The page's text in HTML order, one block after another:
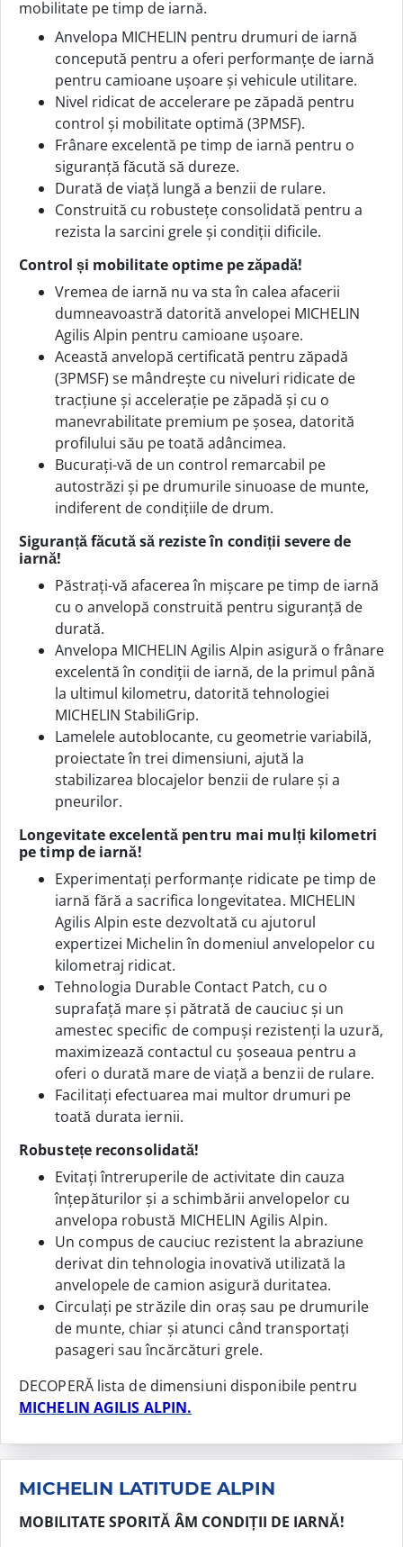
mobilitate pe timp de iarnă.
Anvelopa MICHELIN pentru drumuri de iarnă
concepută pentru a oferi performanțe de iarnă
pentru camioane ușoare și vehicule utilitare.
Nivel ridicat de accelerare pe zăpadă pentru
control și mobilitate optimă (3PMSF).
Frânare excelentă pe timp de iarnă pentru o
siguranță făcută să dureze.
Durată de viață lungă a benzii de rulare.
Construită cu robustețe consolidată pentru a
rezista la sarcini grele și condiții dificile.
Control și mobilitate optime pe zăpadă!
Vremea de iarnă nu va sta în calea afacerii
dumneavoastră datorită anvelopei MICHELIN
Agilis Alpin pentru camioane ușoare.
Această anvelopă certificată pentru zăpadă
(3PMSF) se mândrește cu niveluri ridicate de
tracțiune și accelerație pe zăpadă și cu o
manevrabilitate premium pe șosea, datorită
profilului său pe toată adâncimea.
Bucurați-vă de un control remarcabil pe
autostrăzi și pe drumurile sinuoase de munte,
indiferent de condițiile de drum.
Siguranță făcută să reziste în condiții severe de
iarnă!
Păstrați-vă afacerea în mișcare pe timp de iarnă
cu o anvelopă construită pentru siguranță de
durată.
Anvelopa MICHELIN Agilis Alpin asigură o frânare
excelentă în condiții de iarnă, de la primul până
la ultimul kilometru, datorită tehnologiei
MICHELIN StabiliGrip.
Lamelele autoblocante, cu geometrie variabilă,
proiectate în trei dimensiuni, ajută la
stabilizarea blocajelor benzii de rulare și a
pneurilor.
Longevitate excelentă pentru mai mulți kilometri
pe timp de iarnă!
Experimentați performanțe ridicate pe timp de
iarnă fără a sacrifica longevitatea. MICHELIN
Agilis Alpin este dezvoltată cu ajutorul
expertizei Michelin în domeniul anvelopelor cu
kilometraj ridicat.
Tehnologia Durable Contact Patch, cu o
suprafață mare și pătrată de cauciuc și un
amestec specific de compuși rezistenți la uzură,
maximizează contactul cu șoseaua pentru a
oferi o durată mare de viață a benzii de rulare.
Facilitați efectuarea mai multor drumuri pe
toată durata iernii.
Robustețe reconsolidată!
Evitați întreruperile de activitate din cauza
înțepăturilor și a schimbării anvelopelor cu
anvelopa robustă MICHELIN Agilis Alpin.
Un compus de cauciuc rezistent la abraziune
derivat din tehnologia inovativă utilizată la
anvelopele de camion asigură duritatea.
Circulați pe străzile din oraș sau pe drumurile
de munte, chiar și atunci când transportați
pasageri sau încărcături grele.
DECOPERĂ lista de dimensiuni disponibile pentru
MICHELIN AGILIS ALPIN.
MICHELIN LATITUDE ALPIN
MOBILITATE SPORITĂ ÂM CONDIȚII DE IARNĂ!